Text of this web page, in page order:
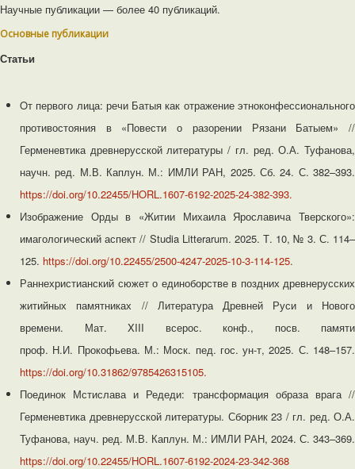
Научные публикации — более 40 публикаций.
Основные публикации
Статьи
Oт первого лица: речи Батыя как отражение этноконфессионального
противостояния в «Повести о разорении Рязани Батыем» //
Герменевтика древнерусской литературы / гл. ред. О.А. Туфанова,
научн. ред. М.В. Каплун. М.: ИМЛИ РАН, 2025. Сб. 24. С. 382–393.
https://doi.org/10.22455/HORL.1607-6192-2025-24-382-393.
Изображение Орды в «Житии Михаила Ярославича Тверского»:
имагологический аспект // Studia Litterarum. 2025. Т. 10, № 3. С. 114–
125. https://doi.org/10.22455/2500-4247-2025-10-3-114-125.
Раннехристианский сюжет о единоборстве в поздних древнерусских
житийных памятниках // Литература Древней Руси и Нового
времени. Мат. XIII всерос. конф., посв. памяти
проф. Н.И. Прокофьева. М.: Моск. пед. гос. ун-т, 2025. С. 148–157.
https://doi.org/10.31862/9785426315105.
Поединок Мстислава и Редеди: трансформация образа врага //
Герменевтика древнерусской литературы. Сборник 23 / гл. ред. О.А.
Туфанова, науч. ред. М.В. Каплун. М.: ИМЛИ РАН, 2024. С. 343–369.
https://doi.org/10.22455/HORL.1607-6192-2024-23-342-368